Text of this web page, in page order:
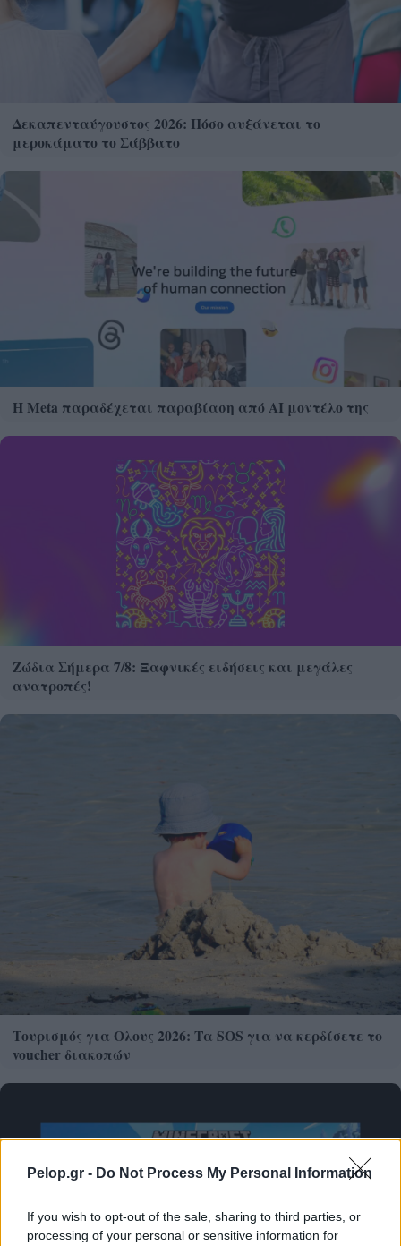
Pelop.gr - Do Not Process My Personal Information
If you wish to opt-out of the sale, sharing to third parties, or
processing of your personal or sensitive information for
Δεκαπενταύγουστος 2026: Πόσο αυξάνεται το
μεροκάματο το Σάββατο
Η Meta παραδέχεται παραβίαση από AI μοντέλο της
Ζώδια Σήμερα 7/8: Ξαφνικές ειδήσεις και μεγάλες
ανατροπές!
Τουρισμός για Ολους 2026: Τα SOS για να κερδίσετε το
voucher διακοπών